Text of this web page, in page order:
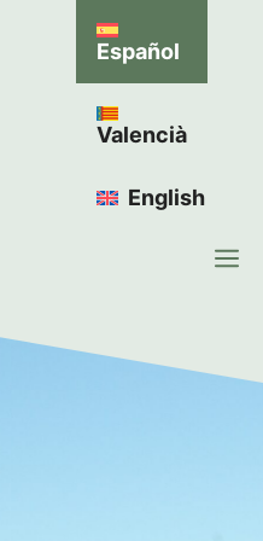
Español
Valencià
English